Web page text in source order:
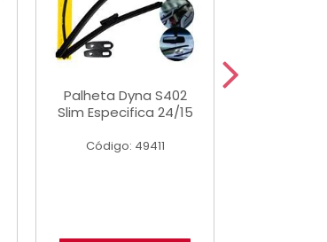
Palheta Dyna S402
Slim Especifica 24/15
Código: 49411